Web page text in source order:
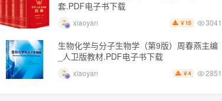
套.PDF电子书下载
xiaoyan ￥ 15 3041
生物化学与分子生物学（第9版）周春燕主编
_人卫版教材.PDF电子书下载
xiaoyan ￥4 2851